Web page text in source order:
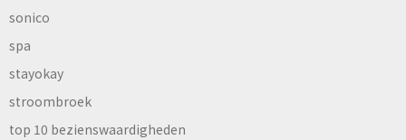
sonico
spa
stayokay
stroombroek
top 10 bezienswaardigheden